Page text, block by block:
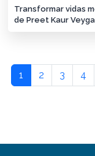
Transformar vidas
de Preet Kaur
1 2 3 4